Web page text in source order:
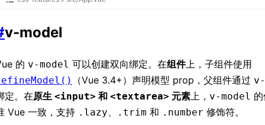
v-model
的 v-model 可以创建双向绑定。在组件上，子组件使用
（Vue 3.4+）声明模型 prop，父组件通过
定。在原生 <input> 和 <textarea> 元素上， v-model
Vue 一致，支持 .lazy、 .trim 和 .number 修饰符。